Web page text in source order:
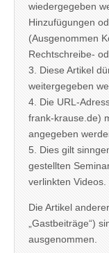
wiedergegeben
Hinzufügungen
(Ausgenommen
Rechtschreibe-
3. Diese Artikel
weitergegeben
4. Die URL-
frank-krause.de)
angegeben
5. Dies gilt
gestellten
verlinkten Videos.
Die Artikel
„Gastbeiträge“)
ausgenommen.